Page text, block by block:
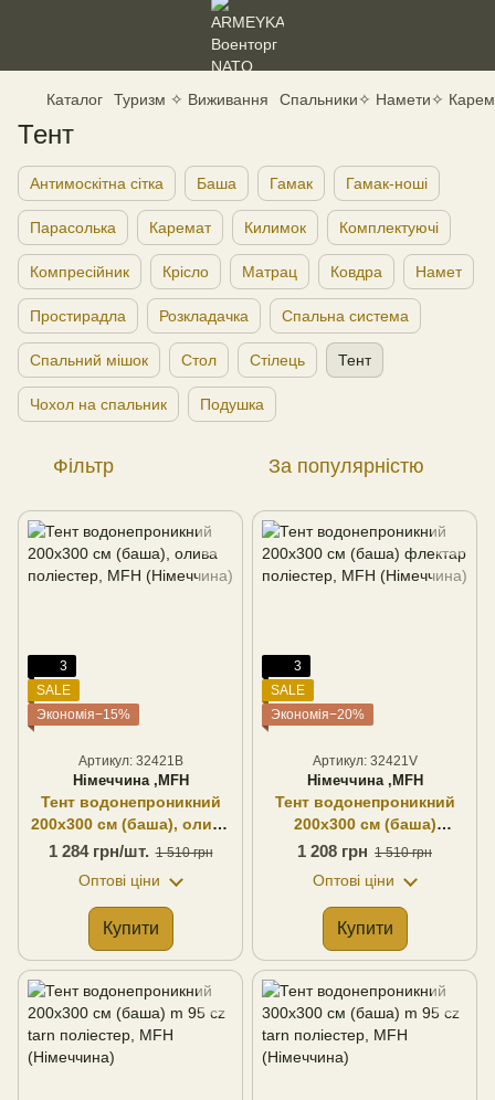
Каталог Туризм ✧ Виживання Спальники✧ Намети✧
Тент
Антимоскітна сітка Баша Гамак Гамак-ноші
Парасолька Каремат Килимок Комплектуючі
Компресійник Крісло Матрац Ковдра Намет
Простирадла Розкладачка Спальна система
Спальний мішок Стол Стілець Тент
Чохол на спальник Подушка
Фільтр За популярністю
3
SALE
Экономія−15%
Артикул: 32421B
Німеччина ,MFH
Тент водонепроникний
200х300 см (баша), олива
поліестер, MFH
1 284 грн/шт. 1 510 грн
Оптові ціни
Купити
3
SALE
Экономія−20%
Артикул: 32421V
Німеччина ,MFH
Тент водонепроникний
200х300 см (баша)
флектар поліестер, MFH
1 208 грн 1 510 грн
Оптові ціни
Купити